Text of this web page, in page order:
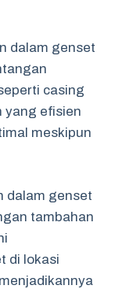
dalam genset
casing
yang efisien
meskipun
dalam genset
tambahan
di lokasi